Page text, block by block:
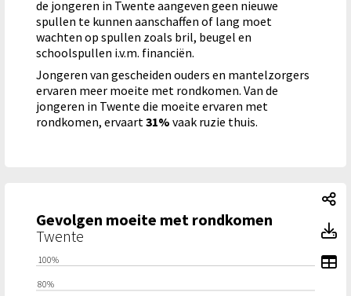
de jongeren in Twente aangeven geen nieuwe
spullen te kunnen aanschaffen of lang moet
wachten op spullen zoals bril, beugel en
schoolspullen i.v.m. financiën.
Jongeren van gescheiden ouders en mantelzorgers
ervaren meer moeite met rondkomen. Van de
jongeren in Twente die moeite ervaren met
rondkomen, ervaart31% vaak ruzie thuis.
Gevolgen moeite met rondkomen
Twente
80%
100%